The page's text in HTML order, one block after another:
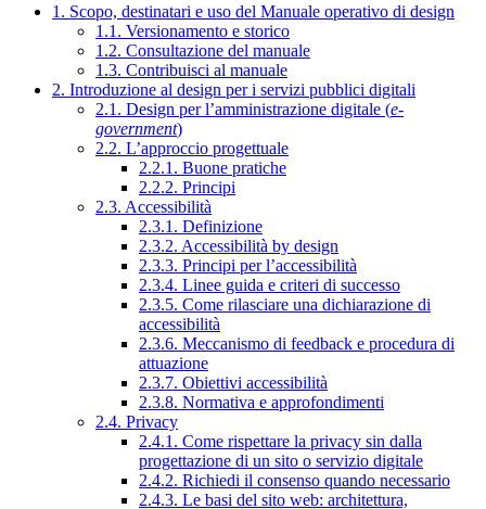
1. Scopo, destinatari e uso del Manuale operativo di design
1.1. Versionamento e storico
1.2. Consultazione del manuale
1.3. Contribuisci al manuale
2. Introduzione al design per i servizi pubblici digitali
2.1. Design per l’amministrazione digitale (e-
government)
2.2. L’approccio progettuale
2.2.1. Buone pratiche
2.2.2. Principi
2.3. Accessibilità
2.3.1. Definizione
2.3.2. Accessibilità by design
2.3.3. Principi per l’accessibilità
2.3.4. Linee guida e criteri di successo
2.3.5. Come rilasciare una dichiarazione di
accessibilità
2.3.6. Meccanismo di feedback e procedura di
attuazione
2.3.7. Obiettivi accessibilità
2.3.8. Normativa e approfondimenti
2.4. Privacy
2.4.1. Come rispettare la privacy sin dalla
progettazione di un sito o servizio digitale
2.4.2. Richiedi il consenso quando necessario
2.4.3. Le basi del sito web: architettura,